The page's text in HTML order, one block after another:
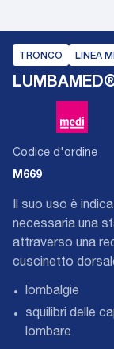
TRONCO LINEA
Il suo uso è
necessaria una
attraverso una
cuscinetto
lombalgie
squilibri delle
lombare
Codice d'ordine
M669